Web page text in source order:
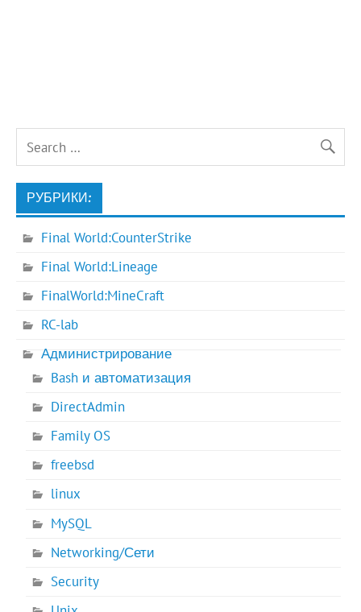
РУБРИКИ:
Final World:CounterStrike
Final World:Lineage
FinalWorld:MineCraft
RC-lab
Администрирование
Bash и автоматизация
DirectAdmin
Family OS
freebsd
linux
MySQL
Networking/Сети
Security